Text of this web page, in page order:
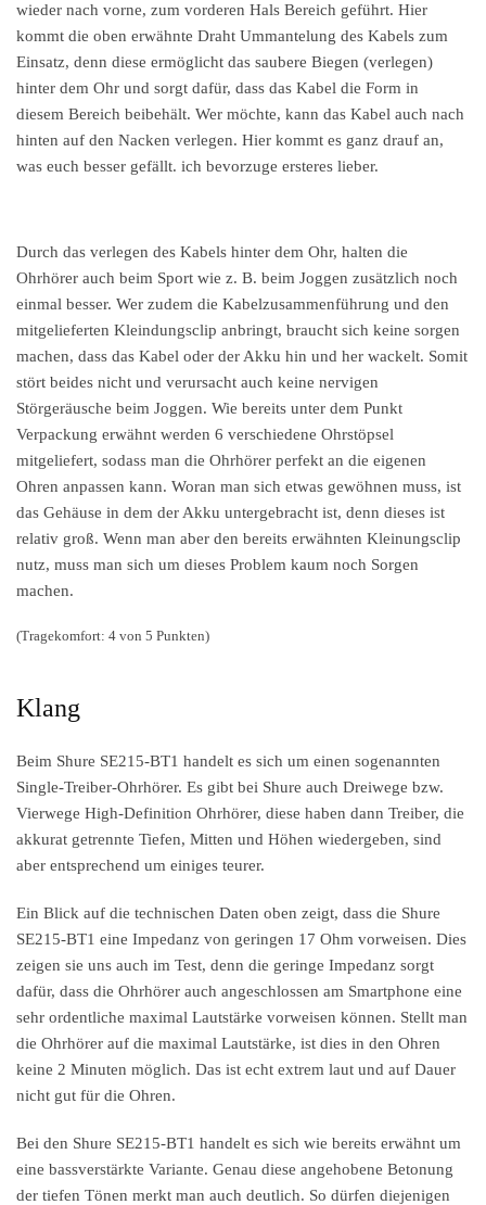
wieder nach vorne, zum vorderen Hals Bereich geführt. Hier
kommt die oben erwähnte Draht Ummantelung des Kabels zum
Einsatz, denn diese ermöglicht das saubere Biegen (verlegen)
hinter dem Ohr und sorgt dafür, dass das Kabel die Form in
diesem Bereich beibehält. Wer möchte, kann das Kabel auch nach
hinten auf den Nacken verlegen. Hier kommt es ganz drauf an,
was euch besser gefällt. ich bevorzuge ersteres lieber.
Durch das verlegen des Kabels hinter dem Ohr, halten die
Ohrhörer auch beim Sport wie z. B. beim Joggen zusätzlich noch
einmal besser. Wer zudem die Kabelzusammenführung und den
mitgelieferten Kleindungsclip anbringt, braucht sich keine sorgen
machen, dass das Kabel oder der Akku hin und her wackelt. Somit
stört beides nicht und verursacht auch keine nervigen
Störgeräusche beim Joggen. Wie bereits unter dem Punkt
Verpackung erwähnt werden 6 verschiedene Ohrstöpsel
mitgeliefert, sodass man die Ohrhörer perfekt an die eigenen
Ohren anpassen kann. Woran man sich etwas gewöhnen muss, ist
das Gehäuse in dem der Akku untergebracht ist, denn dieses ist
relativ groß. Wenn man aber den bereits erwähnten Kleinungsclip
nutz, muss man sich um dieses Problem kaum noch Sorgen
machen.
(Tragekomfort: 4 von 5 Punkten)
Klang
Beim Shure SE215-BT1 handelt es sich um einen sogenannten
Single-Treiber-Ohrhörer. Es gibt bei Shure auch Dreiwege bzw.
Vierwege High-Definition Ohrhörer, diese haben dann Treiber, die
akkurat getrennte Tiefen, Mitten und Höhen wiedergeben, sind
aber entsprechend um einiges teurer.
Ein Blick auf die technischen Daten oben zeigt, dass die Shure
SE215-BT1 eine Impedanz von geringen 17 Ohm vorweisen. Dies
zeigen sie uns auch im Test, denn die geringe Impedanz sorgt
dafür, dass die Ohrhörer auch angeschlossen am Smartphone eine
sehr ordentliche maximal Lautstärke vorweisen können. Stellt man
die Ohrhörer auf die maximal Lautstärke, ist dies in den Ohren
keine 2 Minuten möglich. Das ist echt extrem laut und auf Dauer
nicht gut für die Ohren.
Bei den Shure SE215-BT1 handelt es sich wie bereits erwähnt um
eine bassverstärkte Variante. Genau diese angehobene Betonung
der tiefen Tönen merkt man auch deutlich. So dürfen diejenigen